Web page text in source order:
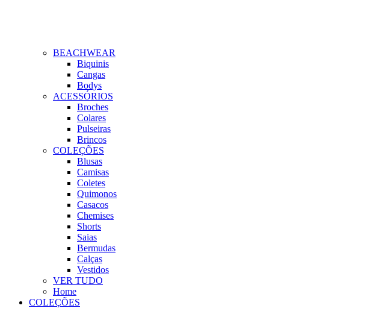
BEACHWEAR
Biquinis
Cangas
Bodys
ACESSÓRIOS
Broches
Colares
Pulseiras
Brincos
COLEÇÕES
Blusas
Camisas
Coletes
Quimonos
Casacos
Chemises
Shorts
Saias
Bermudas
Calças
Vestidos
VER TUDO
Home
COLEÇÕES